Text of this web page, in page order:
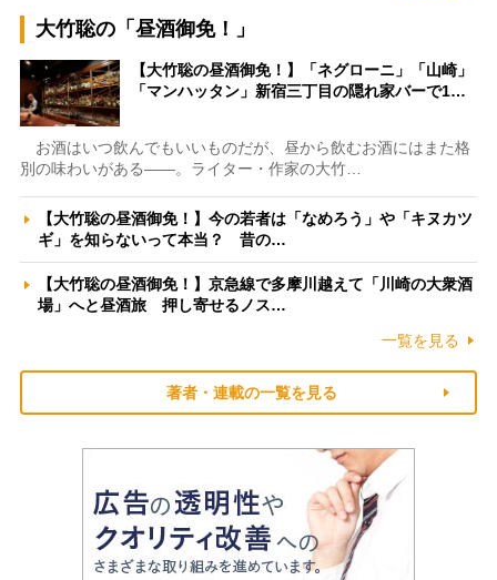
大竹聡の「昼酒御免！」
【大竹聡の昼酒御免！】「ネグローニ」「山崎」
「マンハッタン」新宿三丁目の隠れ家バーで1…
お酒はいつ飲んでもいいものだが、昼から飲むお酒にはまた格
別の味わいがある――。ライター・作家の大竹…
【大竹聡の昼酒御免！】今の若者は「なめろう」や「キヌカツ
ギ」を知らないって本当？ 昔の…
【大竹聡の昼酒御免！】京急線で多摩川越えて「川崎の大衆酒
場」へと昼酒旅 押し寄せるノス…
一覧を見る
著者・連載の一覧を見る